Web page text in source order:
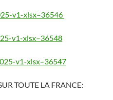
v1-xlsx–36546
v1-xlsx–36548
v1-xlsx–36547
TOUTE LA FRANCE: